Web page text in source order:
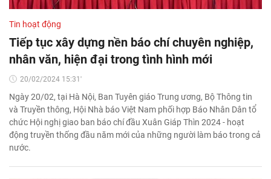
Tin hoạt động
Tiếp tục xây dựng nền báo chí chuyên nghiệp,
nhân văn, hiện đại trong tình hình mới
20/02/2024 15:31'
Ngày 20/02, tại Hà Nội, Ban Tuyên giáo Trung ương, Bộ Thông tin
và Truyền thông, Hội Nhà báo Việt Nam phối hợp Báo Nhân Dân tổ
chức Hội nghị giao ban báo chí đầu Xuân Giáp Thìn 2024 - hoạt
động truyền thống đầu năm mới của những người làm báo trong cả
nước.